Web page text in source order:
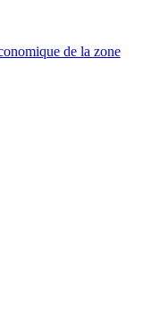
de la zone